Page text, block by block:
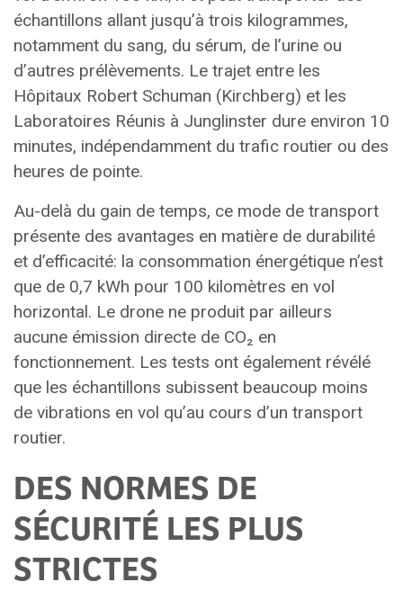
échantillons allant jusqu’à trois kilogrammes,
notamment du sang, du sérum, de l’urine ou
d’autres prélèvements. Le trajet entre les
Hôpitaux Robert Schuman (Kirchberg) et les
Laboratoires Réunis à Junglinster dure environ 10
minutes, indépendamment du trafic routier ou des
heures de pointe.
Au-delà du gain de temps, ce mode de transport
présente des avantages en matière de durabilité
et d’efficacité: la consommation énergétique n’est
que de 0,7 kWh pour 100 kilomètres en vol
horizontal. Le drone ne produit par ailleurs
aucune émission directe de CO₂ en
fonctionnement. Les tests ont également révélé
que les échantillons subissent beaucoup moins
de vibrations en vol qu’au cours d’un transport
routier.
DES NORMES DE
SÉCURITÉ LES PLUS
STRICTES